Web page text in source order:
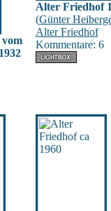
Alter Friedhof
(Günter
Alter Friedhof
Kommentare: 6